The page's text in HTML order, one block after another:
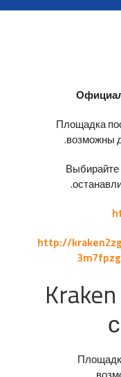
Площадка
возможны
Выбирайте
http://